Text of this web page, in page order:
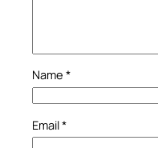
Name *
Email*